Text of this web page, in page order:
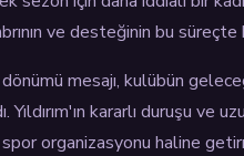
ve desteğinin bu süreçte
mesajı, kulübün
Yıldırım'ın kararlı duruşu
organizasyonu haline